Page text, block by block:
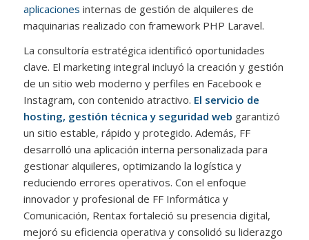
aplicaciones internas de gestión de alquileres de
maquinarias realizado con framework PHP Laravel.
La consultoría estratégica identificó oportunidades
clave. El marketing integral incluyó la creación y gestión
de un sitio web moderno y perfiles en Facebook e
Instagram, con contenido atractivo. El servicio de
hosting, gestión técnica y seguridad web garantizó
un sitio estable, rápido y protegido. Además, FF
desarrolló una aplicación interna personalizada para
gestionar alquileres, optimizando la logística y
reduciendo errores operativos. Con el enfoque
innovador y profesional de FF Informática y
Comunicación, Rentax fortaleció su presencia digital,
mejoró su eficiencia operativa y consolidó su liderazgo